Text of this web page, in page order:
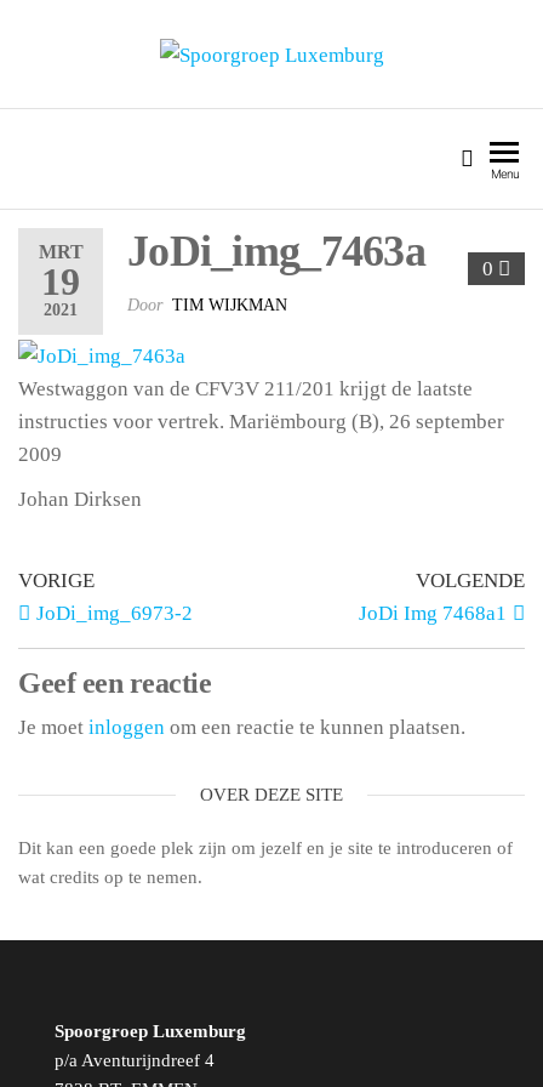
Menu
MRT
19
2021
0
JoDi_img_7463a
Door TIM WIJKMAN
Westwaggon van de CFV3V 211/201 krijgt de laatste
instructies voor vertrek. Mariëmbourg (B), 26 september
2009
Johan Dirksen
VORIGE
JoDi_img_6973-2
VOLGENDE
JoDi Img 7468a1
Geef een reactie
Je moet inloggen om een reactie te kunnen plaatsen.
OVER DEZE SITE
Dit kan een goede plek zijn om jezelf en je site te introduceren of
wat credits op te nemen.
Spoorgroep Luxemburg
p/a Aventurijndreef 4